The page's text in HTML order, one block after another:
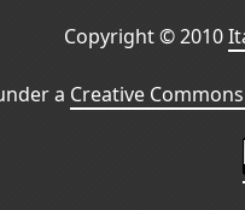
Copyright © 2010
a Creative